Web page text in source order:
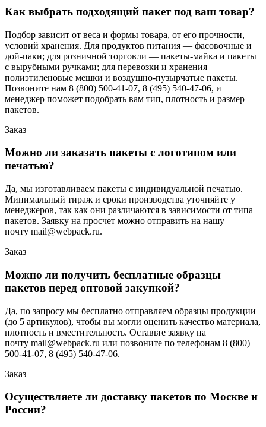
Как выбрать подходящий пакет под ваш товар?
Подбор зависит от веса и формы товара, от его прочности,
условий хранения. Для продуктов питания — фасовочные и
дой-паки; для розничной торговли — пакеты-майка и пакеты
с вырубными ручками; для перевозки и хранения —
полиэтиленовые мешки и воздушно-пузырчатые пакеты.
Позвоните нам 8 (800) 500-41-07, 8 (495) 540-47-06, и
менеджер поможет подобрать вам тип, плотность и размер
пакетов.
Заказ
Можно ли заказать пакеты с логотипом или
печатью?
Да, мы изготавливаем пакеты с индивидуальной печатью.
Минимальный тираж и сроки производства уточняйте у
менеджеров, так как они различаются в зависимости от типа
пакетов. Заявку на просчет можно отправить на нашу
почту mail@webpack.ru.
Заказ
Можно ли получить бесплатные образцы
пакетов перед оптовой закупкой?
Да, по запросу мы бесплатно отправляем образцы продукции
(до 5 артикулов), чтобы вы могли оценить качество материала,
плотность и вместительность. Оставьте заявку на
почту mail@webpack.ru или позвоните по телефонам 8 (800)
500-41-07, 8 (495) 540-47-06.
Заказ
Осуществляете ли доставку пакетов по Москве и
России?